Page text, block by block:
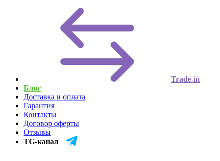
Trade-in
Блог
Доставка и оплата
Гарантия
Контакты
Договор оферты
Отзывы
TG-канал